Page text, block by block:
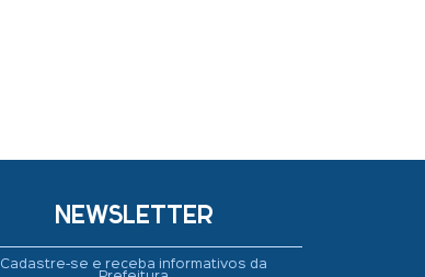
NEWSLETTER
Cadastre-se e receba informativos da